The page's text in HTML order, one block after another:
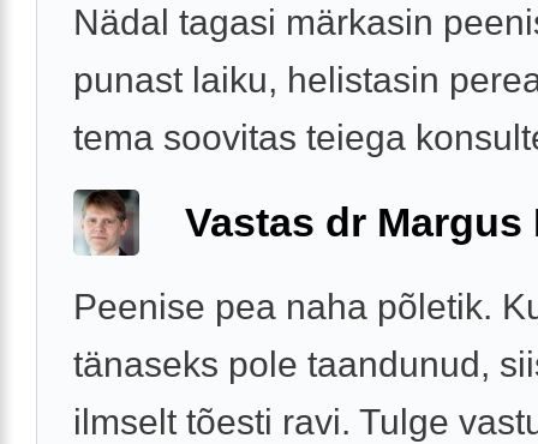
Nädal tagasi märkasin
punast laiku, helistasin
tema soovitas teiega
Vastas dr Margus
Peenise pea naha põletik.
tänaseks pole taandunud,
ilmselt tõesti ravi. Tulge